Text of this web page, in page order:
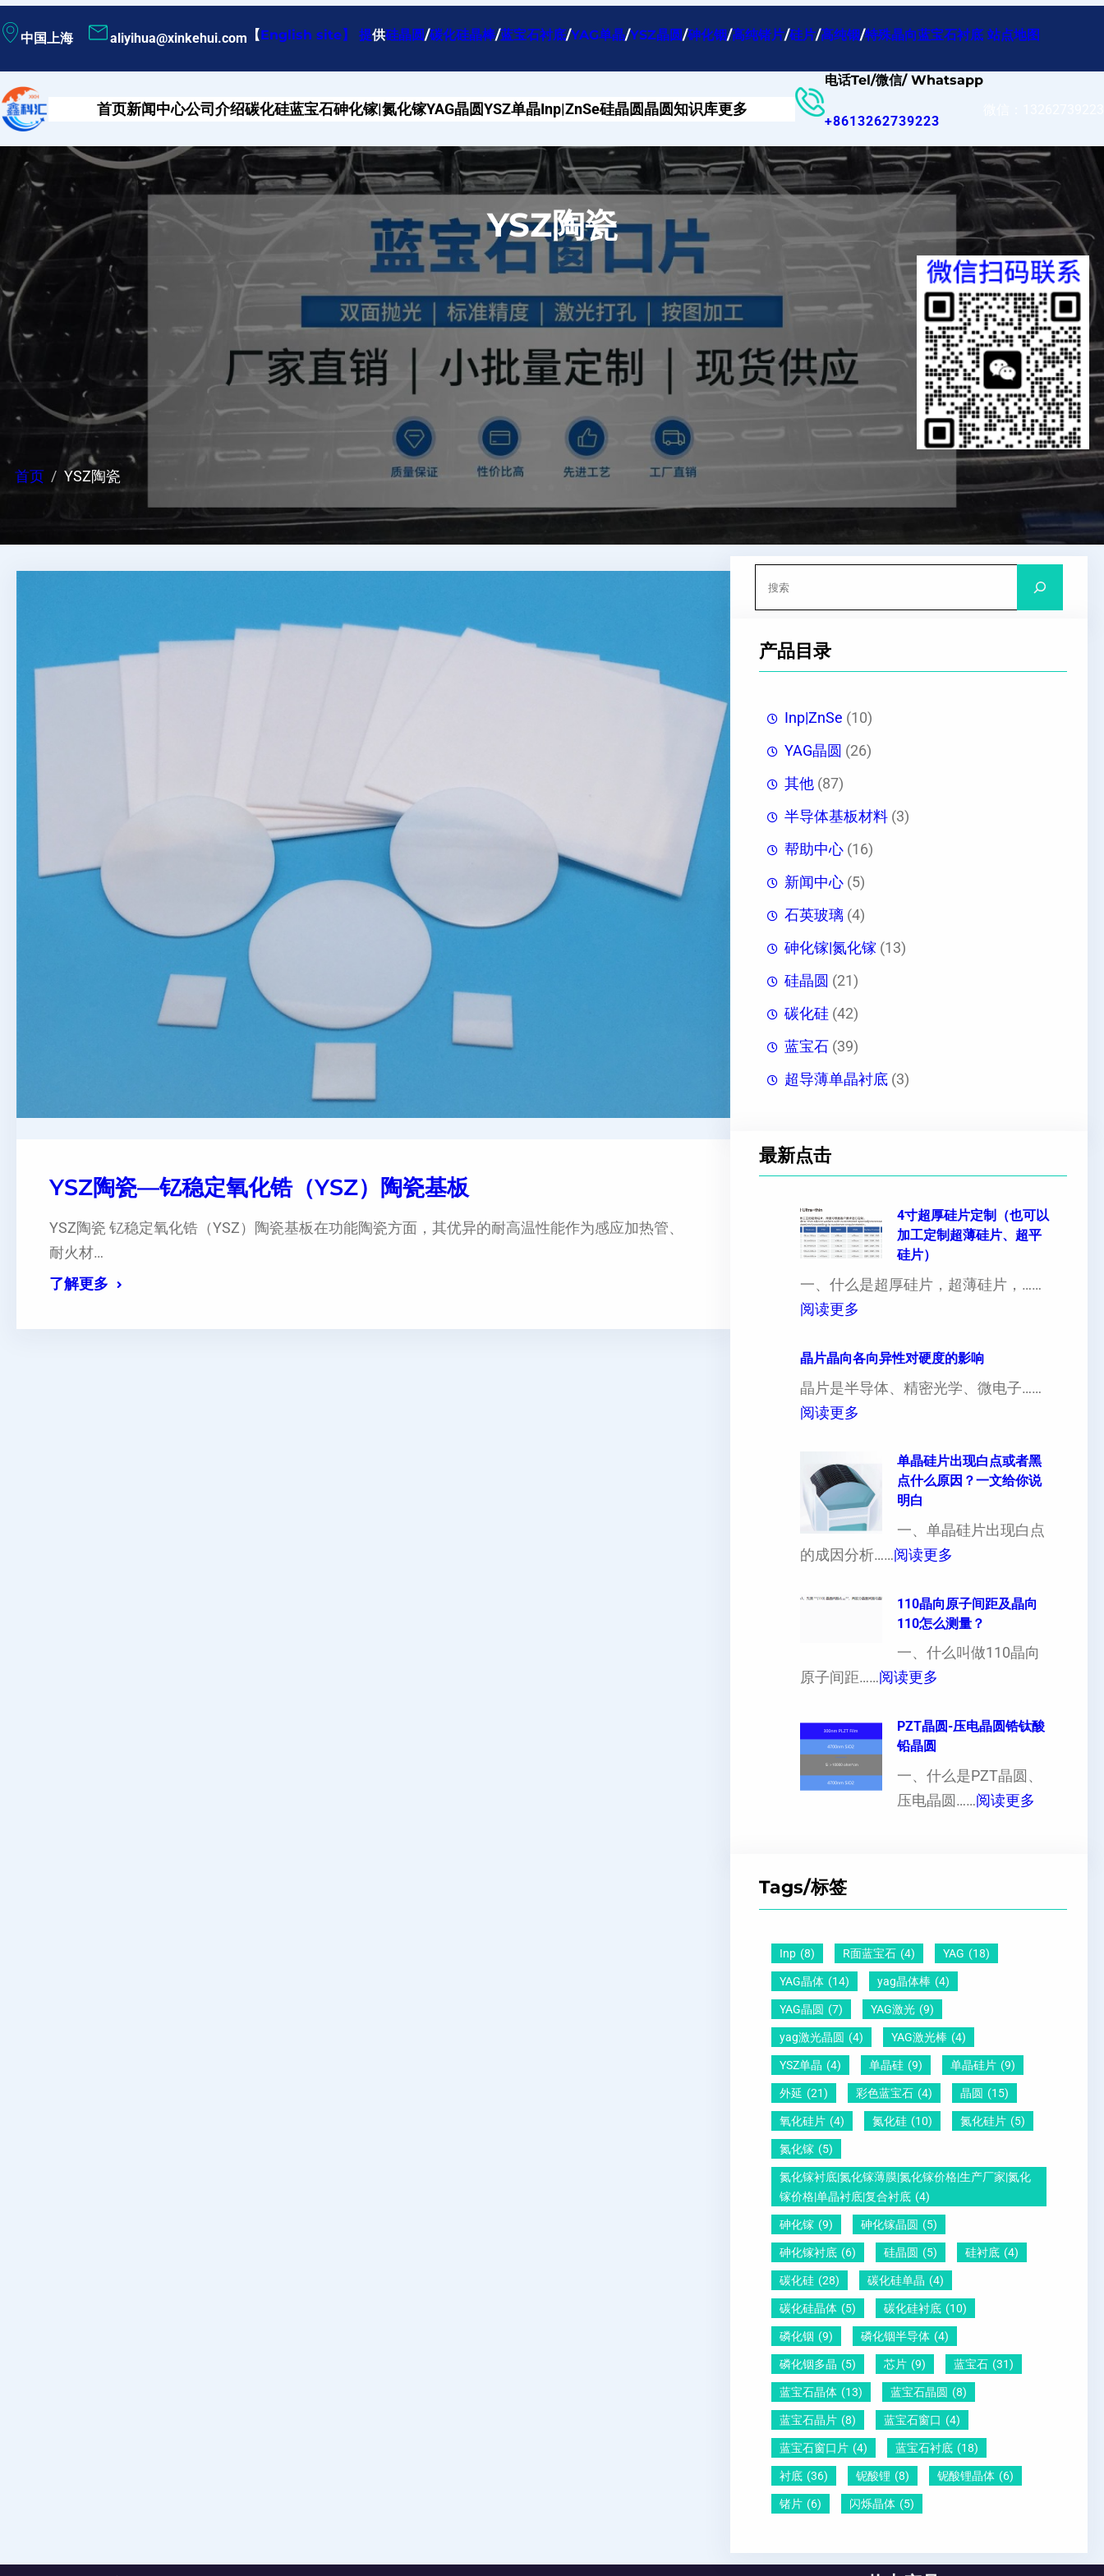
至
容
中国上海 aliyihua@xinkehui.com 【English site】 提供硅晶圆/碳化硅晶棒/蓝宝石衬底/YAG单晶/YSZ晶圆/砷化铟/高纯锗片/硅片/高纯铟/特殊晶向蓝宝石衬底 站点地图
首页新闻中心公司介绍碳化硅蓝宝石砷化镓|氮化镓YAG晶圆YSZ单晶Inp|ZnSe硅晶圆晶圆知识库更多
电话Tel/微信/ Whatsapp
+8613262739223
YSZ陶瓷
首页 YSZ陶瓷
YSZ陶瓷—钇稳定氧化锆（YSZ）陶瓷基板
YSZ陶瓷 钇稳定氧化锆（YSZ）陶瓷基板在功能陶瓷方面，其优异的耐高温性能作为感应加热管、
耐火材…
了解更多
产品目录
Inp|ZnSe (10)
YAG晶圆 (26)
其他 (87)
半导体基板材料 (3)
帮助中心 (16)
新闻中心 (5)
石英玻璃 (4)
砷化镓|氮化镓 (13)
硅晶圆 (21)
碳化硅 (42)
蓝宝石 (39)
超导薄单晶衬底 (3)
最新点击
4寸超厚硅片定制（也可以
加工定制超薄硅片、超平
硅片）
一、什么是超厚硅片，超薄硅片，……
阅读更多
寸
超
定
制
（
也
以
定
超
薄
硅
）
晶片晶向各向异性对硬度的影响
晶片是半导体、精密光学、微电子……
阅读更多
晶
向
各
向
度
响
单晶硅片出现白点或者黑
点什么原因？一文给你说
明白
一、单晶硅片出现白点
的成因分析……阅读更多
晶
硅
片
白
或
者
因
？
给
你
说
明
110晶向原子间距及晶向
110怎么测量？
一、什么叫做110晶向
原子间距……阅读更多
1
晶
向
晶
向
1
1
0
怎
？
PZT晶圆-压电晶圆锆钛酸
铅晶圆
一、什么是PZT晶圆、
压电晶圆……阅读更多
晶
Tags/标签
Inp (8) R面蓝宝石 (4) YAG (18)
YAG晶体 (14) yag晶体棒 (4)
YAG晶圆 (7) YAG激光 (9)
yag激光晶圆 (4) YAG激光棒 (4)
YSZ单晶 (4) 单晶硅 (9) 单晶硅片 (9)
外延 (21) 彩色蓝宝石 (4) 晶圆 (15)
氧化硅片 (4) 氮化硅 (10) 氮化硅片 (5)
氮化镓 (5)
氮化镓衬底|氮化镓薄膜|氮化镓价格|生产厂家|氮化
镓价格|单晶衬底|复合衬底 (4)
砷化镓 (9) 砷化镓晶圆 (5)
砷化镓衬底 (6) 硅晶圆 (5) 硅衬底 (4)
碳化硅 (28) 碳化硅单晶 (4)
碳化硅晶体 (5) 碳化硅衬底 (10)
磷化铟 (9) 磷化铟半导体 (4)
磷化铟多晶 (5) 芯片 (9) 蓝宝石 (31)
蓝宝石晶体 (13) 蓝宝石晶圆 (8)
蓝宝石晶片 (8) 蓝宝石窗口 (4)
蓝宝石窗口片 (4) 蓝宝石衬底 (18)
衬底 (36) 铌酸锂 (8) 铌酸锂晶体 (6)
锗片 (6) 闪烁晶体 (5)